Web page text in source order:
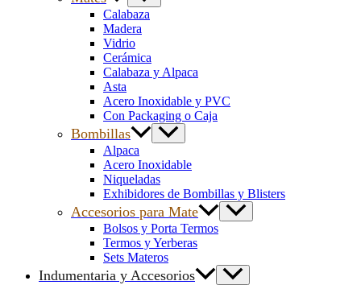
Calabaza
Madera
Vidrio
Cerámica
Calabaza y Alpaca
Asta
Acero Inoxidable y PVC
Con Packaging o Caja
Bombillas
Alpaca
Acero Inoxidable
Niqueladas
Exhibidores de Bombillas y Blisters
Accesorios para Mate
Bolsos y Porta Termos
Termos y Yerberas
Sets Materos
Indumentaria y Accesorios